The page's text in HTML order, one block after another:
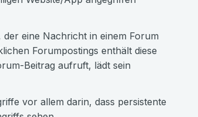
eine Nachricht in einem Forum
Forumpostings enthält diese
Beitrag aufruft, lädt sein
vor allem darin, dass persistente